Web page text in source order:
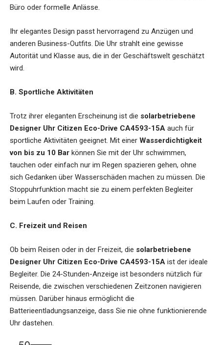
Büro oder formelle Anlässe.
Ihr elegantes Design passt hervorragend zu Anzügen und
anderen Business-Outfits. Die Uhr strahlt eine gewisse
Autorität und Klasse aus, die in der Geschäftswelt geschätzt
wird.
B. Sportliche Aktivitäten
Trotz ihrer eleganten Erscheinung ist die solarbetriebene
Designer Uhr Citizen Eco-Drive CA4593-15A auch für
sportliche Aktivitäten geeignet. Mit einer Wasserdichtigkeit
von bis zu 10 Bar können Sie mit der Uhr schwimmen,
tauchen oder einfach nur im Regen spazieren gehen, ohne
sich Gedanken über Wasserschäden machen zu müssen. Die
Stoppuhrfunktion macht sie zu einem perfekten Begleiter
beim Laufen oder Training.
C. Freizeit und Reisen
Ob beim Reisen oder in der Freizeit, die solarbetriebene
Designer Uhr Citizen Eco-Drive CA4593-15A ist der ideale
Begleiter. Die 24-Stunden-Anzeige ist besonders nützlich für
Reisende, die zwischen verschiedenen Zeitzonen navigieren
müssen. Darüber hinaus ermöglicht die
Batterieentladungsanzeige, dass Sie nie ohne funktionierende
Uhr dastehen.